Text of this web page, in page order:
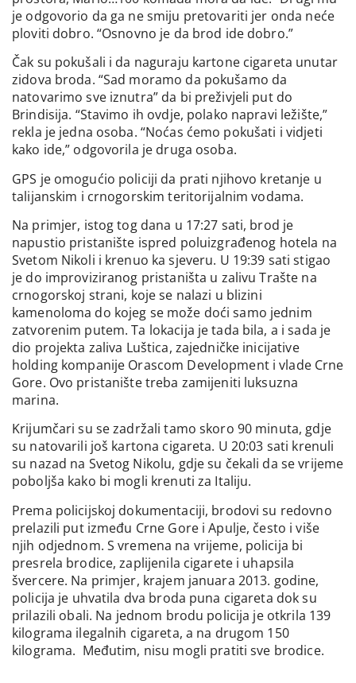
je odgovorio da ga ne smiju pretovariti jer onda neće
ploviti dobro. “Osnovno je da brod ide dobro.”
Čak su pokušali i da naguraju kartone cigareta unutar
zidova broda. “Sad moramo da pokušamo da
natovarimo sve iznutra” da bi preživjeli put do
Brindisija. “Stavimo ih ovdje, polako napravi ležište,”
rekla je jedna osoba. “Noćas ćemo pokušati i vidjeti
kako ide,” odgovorila je druga osoba.
GPS je omogućio policiji da prati njihovo kretanje u
talijanskim i crnogorskim teritorijalnim vodama.
Na primjer, istog tog dana u 17:27 sati, brod je
napustio pristanište ispred poluizgrađenog hotela na
Svetom Nikoli i krenuo ka sjeveru. U 19:39 sati stigao
je do improviziranog pristaništa u zalivu Trašte na
crnogorskoj strani, koje se nalazi u blizini
kamenoloma do kojeg se može doći samo jednim
zatvorenim putem. Ta lokacija je tada bila, a i sada je
dio projekta zaliva Luštica, zajedničke inicijative
holding kompanije Orascom Development i vlade Crne
Gore. Ovo pristanište treba zamijeniti luksuzna
marina.
Krijumčari su se zadržali tamo skoro 90 minuta, gdje
su natovarili još kartona cigareta. U 20:03 sati krenuli
su nazad na Svetog Nikolu, gdje su čekali da se vrijeme
poboljša kako bi mogli krenuti za Italiju.
Prema policijskoj dokumentaciji, brodovi su redovno
prelazili put između Crne Gore i Apulje, često i više
njih odjednom. S vremena na vrijeme, policija bi
presrela brodice, zaplijenila cigarete i uhapsila
švercere. Na primjer, krajem januara 2013. godine,
policija je uhvatila dva broda puna cigareta dok su
prilazili obali. Na jednom brodu policija je otkrila 139
kilograma ilegalnih cigareta, a na drugom 150
kilograma. Međutim, nisu mogli pratiti sve brodice.